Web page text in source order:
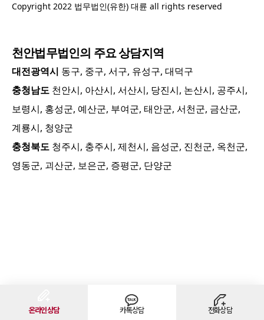
온라인상담 카톡상담 전화상담
Copyright 2022 법무법인(유한) 대륜 all rights reserved
천안법무법인의 주요 상담지역
대전광역시 동구, 중구, 서구, 유성구, 대덕구
충청남도 천안시, 아산시, 서산시, 당진시, 논산시, 공주시,
보령시, 홍성군, 예산군, 부여군, 태안군, 서천군, 금산군,
계룡시, 청양군
충청북도 청주시, 충주시, 제천시, 음성군, 진천군, 옥천군,
영동군, 괴산군, 보은군, 증평군, 단양군